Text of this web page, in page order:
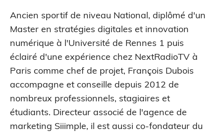
Ancien sportif de niveau National, diplômé d'un
Master en stratégies digitales et innovation
numérique à l'Université de Rennes 1 puis
éclairé d'une expérience chez NextRadioTV à
Paris comme chef de projet, François Dubois
accompagne et conseille depuis 2012 de
nombreux professionnels, stagiaires et
étudiants. Directeur associé de l'agence de
marketing Siiimple, il est aussi co-fondateur du